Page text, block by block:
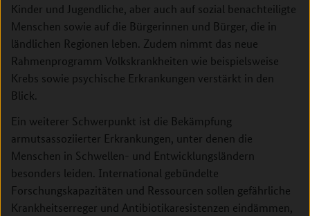
Kinder und Jugendliche, aber auch auf sozial benachteiligte
Menschen sowie auf die Bürgerinnen und Bürger, die in
ländlichen Regionen leben. Zudem nimmt das neue
Rahmenprogramm Volkskrankheiten wie beispielsweise
Krebs sowie psychische Erkrankungen verstärkt in den
Blick.
Ein weiterer Schwerpunkt ist die Bekämpfung
armutsassoziierter Erkrankungen, unter denen die
Menschen in Schwellen- und Entwicklungsländern
besonders leiden. International gebündelte
Forschungskapazitäten und Ressourcen sollen gefährliche
Krankheitserreger und Antibiotikaresistenzen eindämmen,